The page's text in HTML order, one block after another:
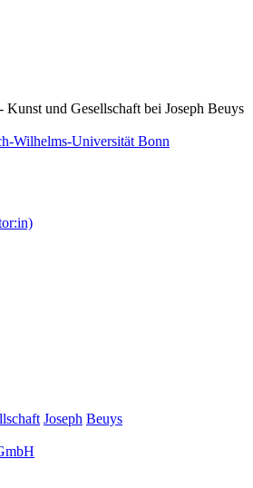
Kunst und Gesellschaft bei Joseph Beuys
Wilhelms-Universität Bonn
Joseph Beuys